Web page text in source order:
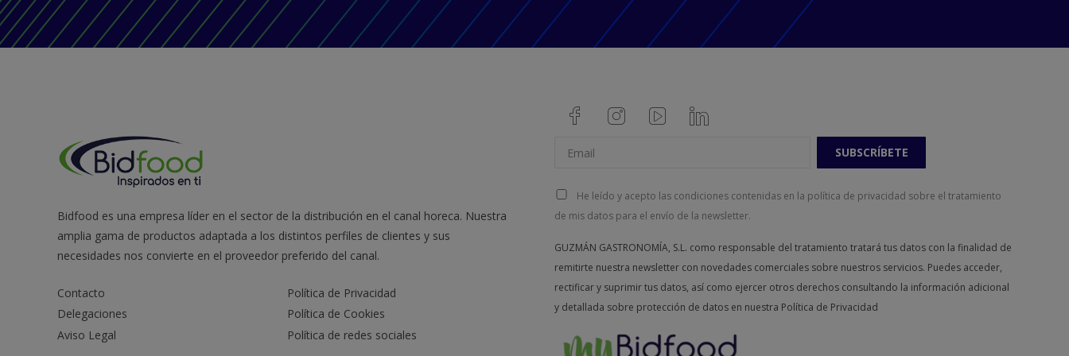
Bidfood es una empresa líder en el sector de la distribución en el canal horeca. Nuestra
amplia gama de productos adaptada a los distintos perfiles de clientes y sus
necesidades nos convierte en el proveedor preferido del canal.
Contacto
Política de Privacidad
Delegaciones
Política de Cookies
Aviso Legal
Política de redes sociales
He leído y acepto las condiciones contenidas en la política de privacidad sobre el tratamiento
de mis datos para el envío de la newsletter.
GUZMÁN GASTRONOMÍA, S.L. como responsable del tratamiento tratará tus datos con la finalidad de
remitirte nuestra newsletter con novedades comerciales sobre nuestros servicios. Puedes acceder,
rectificar y suprimir tus datos, así como ejercer otros derechos consultando la información adicional
y detallada sobre protección de datos en nuestra Política de Privacidad